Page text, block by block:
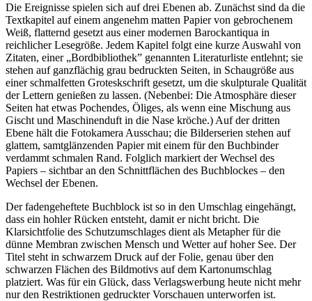
Die Ereignisse spielen sich auf drei Ebenen ab. Zunächst sind da die
Textkapitel auf einem angenehm matten Papier von gebrochenem
Weiß, flatternd gesetzt aus einer modernen Barockantiqua in
reichlicher Lesegröße. Jedem Kapitel folgt eine kurze Auswahl von
Zitaten, einer „Bordbibliothek” genannten Literaturliste entlehnt; sie
stehen auf ganzflächig grau bedruckten Seiten, in Schaugröße aus
einer schmalfetten Groteskschrift gesetzt, um die skulpturale Qualität
der Lettern genießen zu lassen. (Nebenbei: Die Atmosphäre dieser
Seiten hat etwas Pochendes, Öliges, als wenn eine Mischung aus
Gischt und Maschinenduft in die Nase kröche.) Auf der dritten
Ebene hält die Fotokamera Ausschau; die Bilderserien stehen auf
glattem, samtglänzenden Papier mit einem für den Buchbinder
verdammt schmalen Rand. Folglich markiert der Wechsel des
Papiers – sichtbar an den Schnittflächen des Buchblockes – den
Wechsel der Ebenen.
Der fadengeheftete Buchblock ist so in den Umschlag eingehängt,
dass ein hohler Rücken entsteht, damit er nicht bricht. Die
Klarsichtfolie des Schutzumschlages dient als Metapher für die
dünne Membran zwischen Mensch und Wetter auf hoher See. Der
Titel steht in schwarzem Druck auf der Folie, genau über den
schwarzen Flächen des Bildmotivs auf dem Kartonumschlag
platziert. Was für ein Glück, dass Verlagswerbung heute nicht mehr
nur den Restriktionen gedruckter Vorschauen unterworfen ist.